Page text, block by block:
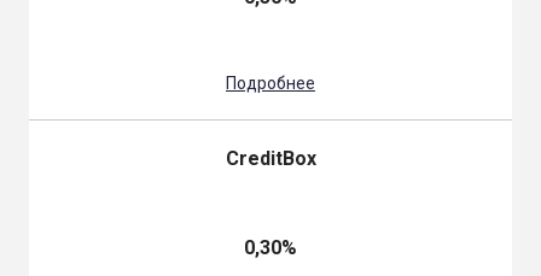
Подробнее
CreditBox
0,30%